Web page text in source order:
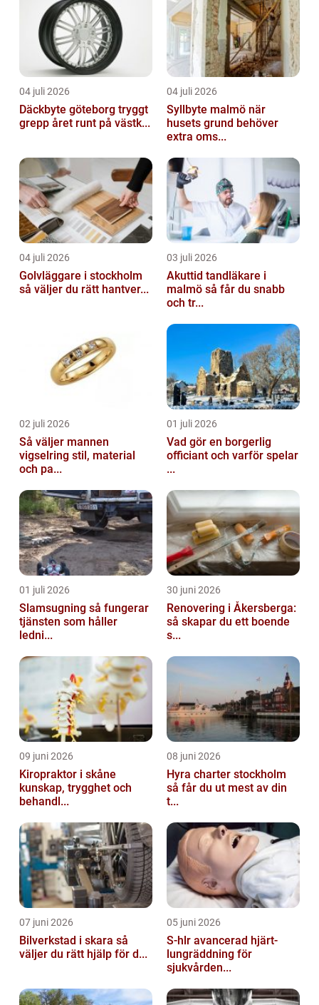
04 juli 2026
Däckbyte göteborg tryggt
grepp året runt på västk...
04 juli 2026
Syllbyte malmö när
husets grund behöver
extra oms...
04 juli 2026
Golvläggare i stockholm
så väljer du rätt hantver...
03 juli 2026
Akuttid tandläkare i
malmö så får du snabb
och tr...
02 juli 2026
Så väljer mannen
vigselring stil, material
och pa...
01 juli 2026
Vad gör en borgerlig
officiant och varför spelar
...
01 juli 2026
Slamsugning så fungerar
tjänsten som håller
ledni...
30 juni 2026
Renovering i Åkersberga:
så skapar du ett boende
s...
09 juni 2026
Kiropraktor i skåne
kunskap, trygghet och
behandl...
08 juni 2026
Hyra charter stockholm
så får du ut mest av din
t...
07 juni 2026
Bilverkstad i skara så
väljer du rätt hjälp för d...
05 juni 2026
S-hlr avancerad hjärt-
lungräddning för
sjukvården...